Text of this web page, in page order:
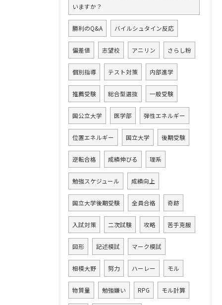
いますか？
勝利のQ&A バイルシュタイン反応
偏差値 志望校 アニリン さらし粉
個別指導 テスト対策 内部進学
推薦受験 総合型選抜 一般受験
国公立大学 医学部 弾性エネルギー
位置エネルギー 国立大学 後期受験
逆転合格 成績伸びる 理系
勉強スケジュール 成績向上
国立大学後期受験 全員合格 奇跡
入試対策 二次試験 攻略 苦手克服
図形 記述模試 マーク模試
相模大野 努力 ハーレー モル
物質量 勉強嫌い RPG モル計算